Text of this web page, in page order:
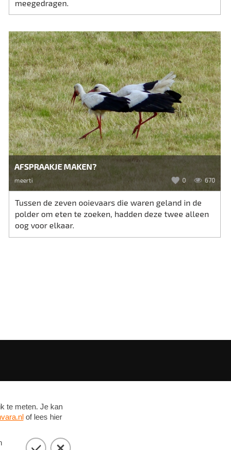
meegedragen.
AFSPRAAKJE MAKEN?
meerti 0 670
Tussen de zeven ooievaars die waren geland in de
polder om eten te zoeken, hadden deze twee alleen
oog voor elkaar.